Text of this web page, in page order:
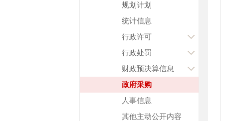
规划计划
统计信息
行政许可
行政处罚
财政预决算信息
政府采购
人事信息
其他主动公开内容